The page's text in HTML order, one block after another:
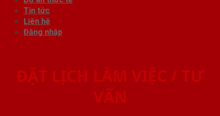
Tin tức
Liên hệ
Đăng nhập
ĐẶT LỊCH LÀM VIỆC / TƯ
VẤN